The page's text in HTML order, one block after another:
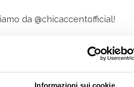
Informazioni sui cookie
da @chicaccentofficial!